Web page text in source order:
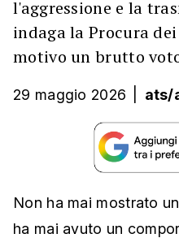
l'aggressione e la
indaga la Procura
motivo un brutto
29 maggio 2026 ats/
Non ha mai mostrato
ha mai avuto un